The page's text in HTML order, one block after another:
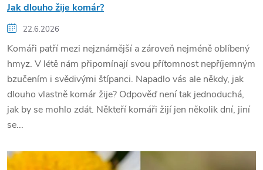
Jak dlouho žije komár?
22.6.2026
Komáři patří mezi nejznámější a zároveň nejméně oblíbený
hmyz. V létě nám připomínají svou přítomnost nepříjemným
bzučením i svědivými štípanci. Napadlo vás ale někdy, jak
dlouho vlastně komár žije? Odpověď není tak jednoduchá,
jak by se mohlo zdát. Někteří komáři žijí jen několik dní, jiní
se...